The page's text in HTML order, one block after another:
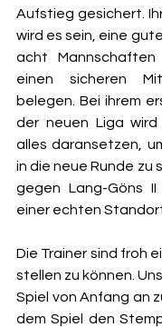
Aufstieg gesichert.
wird es sein, eine
acht
einen sicheren
belegen. Bei ihrem
der neuen Liga
alles daransetzen,
in die neue Runde zu
gegen Lang-Göns
einer echten
Die Trainer sind froh
stellen zu können.
Spiel von Anfang an
dem Spiel den